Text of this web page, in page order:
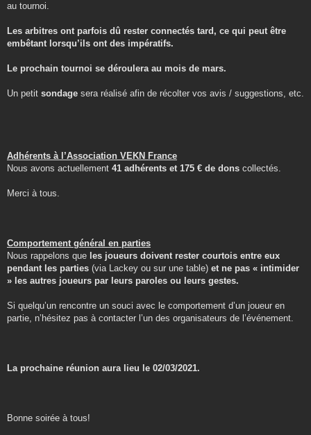
au tournoi.
Les arbitres ont parfois dû rester connectés tard, ce qui peut être
embêtant lorsqu’ils ont des impératifs.
Le prochain tournoi se déroulera au mois de mars.
Un petit sondage sera réalisé afin de récolter vos avis / suggestions, etc.
Adhérents à l’Association VEKN France
Nous avons actuellement 41 adhérents et 175 € de dons collectés.
Merci à tous.
Comportement général en parties
Nous rappelons que les joueurs doivent rester courtois entre eux
pendant les parties (via Lackey ou sur une table) et ne pas « intimider
» les autres joueurs par leurs paroles ou leurs gestes.
Si quelqu’un rencontre un souci avec le comportement d’un joueur en
partie, n’hésitez pas à contacter l’un des organisateurs de l’événement.
La prochaine réunion aura lieu le 02/03/2021.
Bonne soirée à tous!